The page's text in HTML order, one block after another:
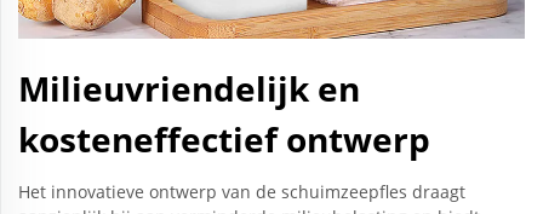
Milieuvriendelijk en
kosteneffectief ontwerp
Het innovatieve ontwerp van de schuimzeepfles draagt